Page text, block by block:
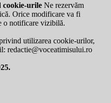
urile Ne rezervăm
Orice modificare va fi
o notificare vizibilă.
utilizarea cookie-urilor,
redactie@voceatimisului.ro